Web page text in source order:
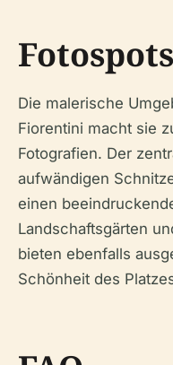
Fotospots
Die malerische
Fiorentini macht sie
Fotografien. Der
aufwändigen
einen
Landschaftsgärten
bieten ebenfalls
Schönheit des